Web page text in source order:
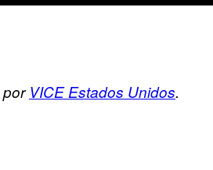
porVICE Estados Unidos.